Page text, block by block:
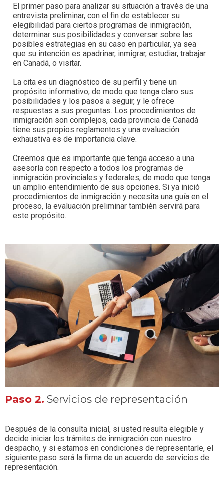
El primer paso para analizar su situación a través de una
entrevista preliminar, con el fin de establecer su
elegibilidad para ciertos programas de inmigración,
determinar sus posibilidades y conversar sobre las
posibles estrategias en su caso en particular, ya sea
que su intención es apadrinar, inmigrar, estudiar, trabajar
en Canadá, o visitar.
La cita es un diagnóstico de su perfil y tiene un
propósito informativo, de modo que tenga claro sus
posibilidades y los pasos a seguir, y le ofrece
respuestas a sus preguntas. Los procedimientos de
inmigración son complejos, cada provincia de Canadá
tiene sus propios reglamentos y una evaluación
exhaustiva es de importancia clave.
Creemos que es importante que tenga acceso a una
asesoría con respecto a todos los programas de
inmigración provinciales y federales, de modo que tenga
un amplio entendimiento de sus opciones. Si ya inició
procedimientos de inmigración y necesita una guía en el
proceso, la evaluación preliminar también servirá para
este propósito.
Paso 2. Servicios de representación
Después de la consulta inicial, si usted resulta elegible y
decide iniciar los trámites de inmigración con nuestro
despacho, y si estamos en condiciones de representarle, el
siguiente paso será la firma de un acuerdo de servicios de
representación.